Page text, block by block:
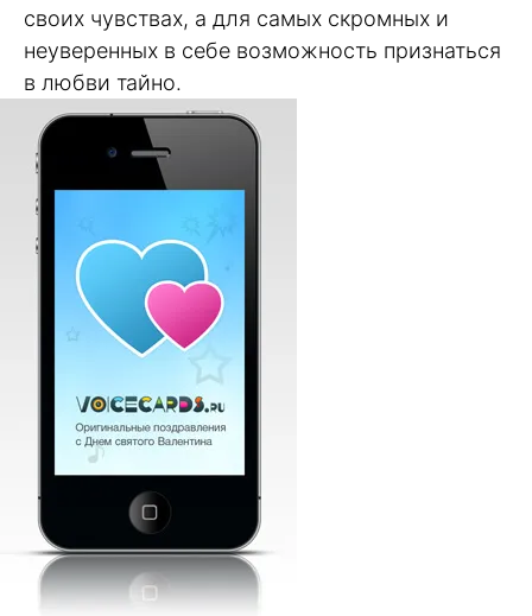
своих чувствах, а для самых скромных и
неуверенных в себе возможность признаться
в любви тайно.